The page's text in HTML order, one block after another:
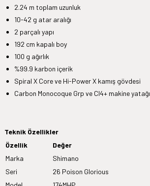
2.24 m toplam uzunluk
10-42 g atar aralığı
2 parçalı yapı
192 cm kapalı boy
100 g ağırlık
%99.9 karbon içerik
Spiral X Core ve Hi-Power X kamış gövdesi
Carbon Monocoque Grp ve CI4+ makine yatağı
Teknik Özellikler
Özellik
Değer
Marka
Shimano
Seri
26 Poison Glorious